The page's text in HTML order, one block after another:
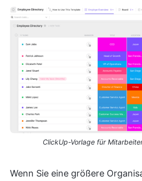
ClickUp-Vorlage für
Wenn Sie eine größere